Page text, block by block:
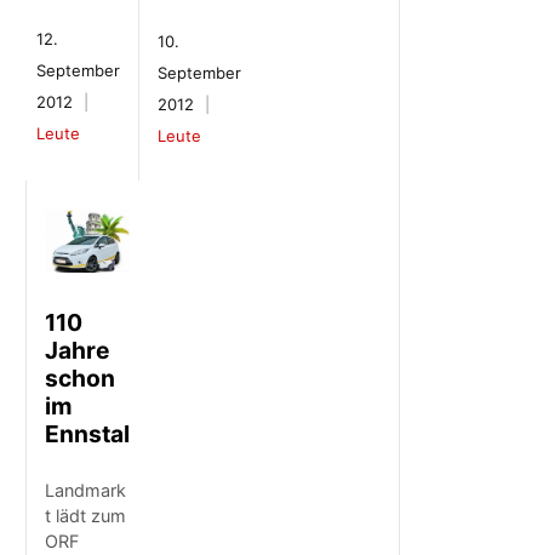
12.
September
2012
Leute
10.
September
2012
Leute
110
Jahre
schon
im
Ennstal
Landmark
t lädt zum
ORF